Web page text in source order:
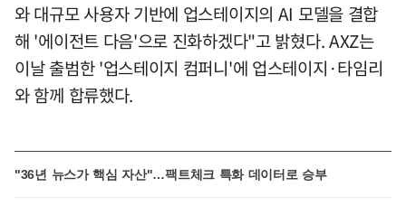
와 대규모 사용자 기반에 업스테이지의 AI 모델을 결합
해 '에이전트 다음'으로 진화하겠다"고 밝혔다. AXZ는
이날 출범한 '업스테이지 컴퍼니'에 업스테이지·타임리
와 함께 합류했다.
"36년 뉴스가 핵심 자산"…팩트체크 특화 데이터로 승부